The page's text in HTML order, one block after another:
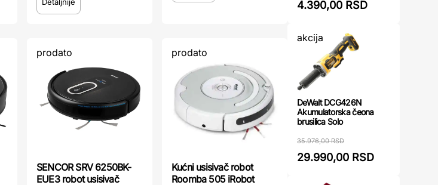
Detaljnije
prodato
SENCOR SRV 6250BK-
EUE3 robot usisivač
prodato
Kućni usisivač robot
Roomba 505 iRobot
4.390,00 RSD
akcija
DeWalt DCG426N
Akumulatorska čeona
brusilica Solo
35.976,00 RSD
29.990,00 RSD